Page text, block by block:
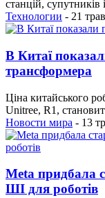
станцій, супутників
Технологии - 21
В Китаї
трансформера
Ціна китайського
Unitree, R1,
Новости мира - 13
Meta придбала
ШІ для роботів